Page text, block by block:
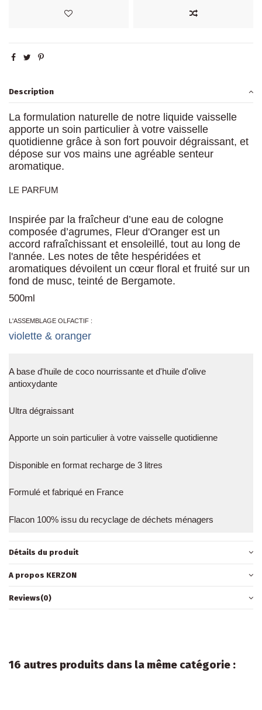
Description
La formulation naturelle de notre liquide vaisselle
apporte un soin particulier à votre vaisselle
quotidienne grâce à son fort pouvoir dégraissant, et
dépose sur vos mains une agréable senteur
aromatique.
LE PARFUM
Inspirée par la fraîcheur d’une eau de cologne
composée d’agrumes, Fleur d'Oranger est un
accord rafraîchissant et ensoleillé, tout au long de
l'année. Les notes de tête hespéridées et
aromatiques dévoilent un cœur floral et fruité sur un
fond de musc, teinté de Bergamote.
500ml
L'ASSEMBLAGE OLFACTIF :
violette & oranger
A base d'huile de coco nourrissante et d'huile d'olive
antioxydante
Ultra dégraissant
Apporte un soin particulier à votre vaisselle quotidienne
Disponible en format recharge de 3 litres
Formulé et fabriqué en France
Flacon 100% issu du recyclage de déchets ménagers
Détails du produit
A propos KERZON
Reviews(0)
16 autres produits dans la même catégorie :